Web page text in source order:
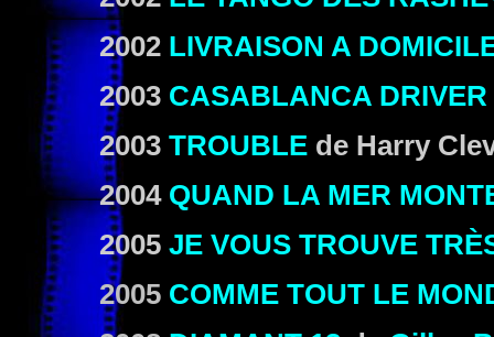
2002 LIVRAISON A
2003 CASABLANCA DRIVER
2003 TROUBLE de Harry
2004 QUAND LA MER
2005 JE VOUS TROUVE
2005 COMME TOUT LE